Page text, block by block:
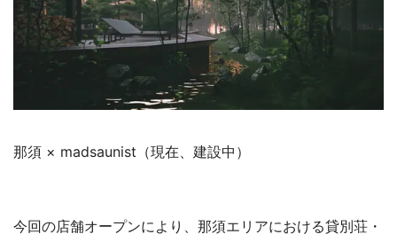
那須 × madsaunist（現在、建設中）
今回の店舗オープンにより、那須エリアにおける貸別荘・